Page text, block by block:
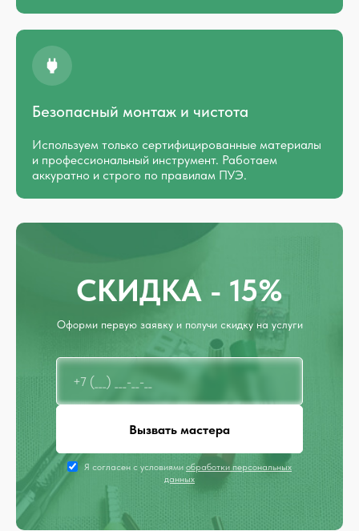
Безопасный монтаж и чистота
Используем только сертифицированные материалы
и профессиональный инструмент. Работаем
аккуратно и строго по правилам ПУЭ.
СКИДКА - 15%
Оформи первую заявку и получи скидку на услуги
Вызвать мастера
Я согласен с условиями обработки персональных
данных